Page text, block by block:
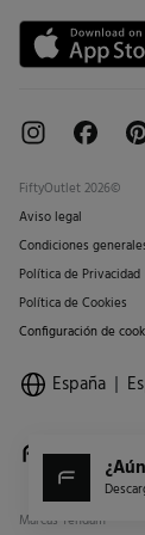
FiftyOutlet 2026©
Aviso legal
Condiciones
Política de Privacidad
Política de Cookies
Configuración de
España
Marcas Tendam